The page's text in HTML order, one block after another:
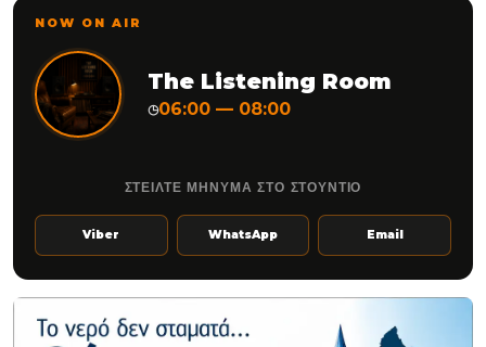
NOW ON AIR
The Listening Room
◷06:00 — 08:00
ΣΤΕΙΛΤΕ ΜΗΝΥΜΑ ΣΤΟ ΣΤΟΥΝΤΙΟ
Viber WhatsApp Email